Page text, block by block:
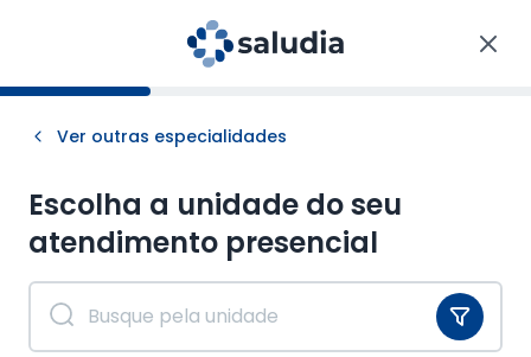
Ver outras especialidades
Escolha a unidade do seu
atendimento presencial